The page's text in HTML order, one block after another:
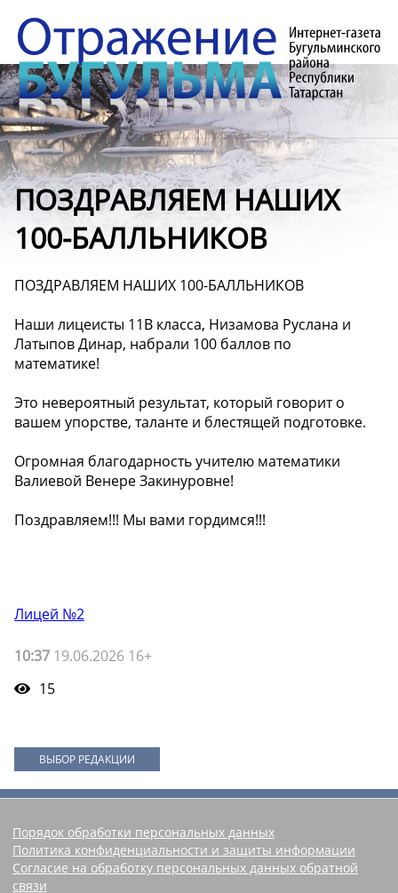
ПОЗДРАВЛЯЕМ НАШИХ
100-БАЛЛЬНИКОВ
ПОЗДРАВЛЯЕМ НАШИХ 100-БАЛЛЬНИКОВ
Наши лицеисты 11В класса, Низамова Руслана и
Латыпов Динар, набрали 100 баллов по
математике!
️Это невероятный результат, который говорит о
вашем упорстве, таланте и блестящей подготовке.
Огромная благодарность учителю математики
Валиевой Венере Закинуровне!
Поздравляем!!! Мы вами гордимся!!!
Лицей №2
10:37 19.06.2026 16+
15
ВЫБОР РЕДАКЦИИ
Порядок обработки персональных данных
Политика конфиденциальности и защиты информации
Согласие на обработку персональных данных обратной
связи